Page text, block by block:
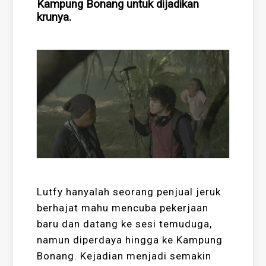
Kampung Bonang untuk dijadikan
krunya.
Lutfy hanyalah seorang penjual jeruk
berhajat mahu mencuba pekerjaan
baru dan datang ke sesi temuduga,
namun diperdaya hingga ke Kampung
Bonang. Kejadian menjadi semakin